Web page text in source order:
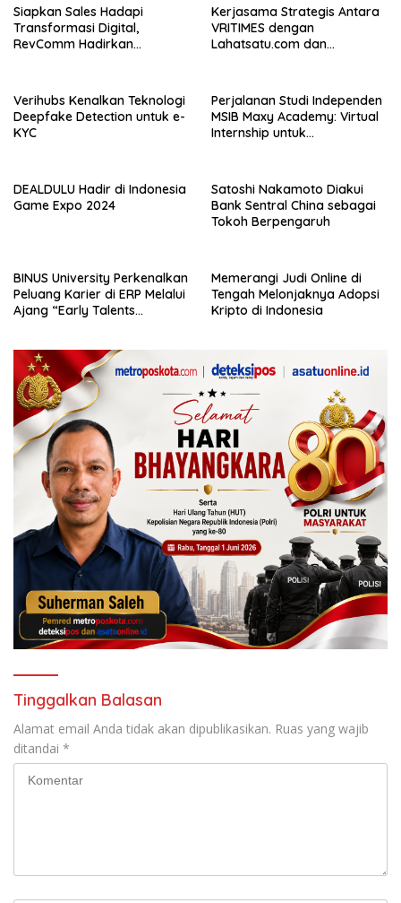
Siapkan Sales Hadapi
Transformasi Digital,
RevComm Hadirkan
Kerjasama Strategis Antara
VRITIMES dengan
Lahatsatu.com dan
Indonesia
Verihubs Kenalkan Teknologi
Deepfake Detection untuk e-
KYC
Perjalanan Studi Independen
MSIB Maxy Academy: Virtual
Internship untuk
DEALDULU Hadir di Indonesia
Game Expo 2024
Satoshi Nakamoto Diakui
Bank Sentral China sebagai
Tokoh Berpengaruh
BINUS University Perkenalkan
Peluang Karier di ERP Melalui
Ajang “Early Talents
Memerangi Judi Online di
Tengah Melonjaknya Adopsi
Kripto di Indonesia
Tinggalkan Balasan
Alamat email Anda tidak akan dipublikasikan. Ruas yang wajib
ditandai *